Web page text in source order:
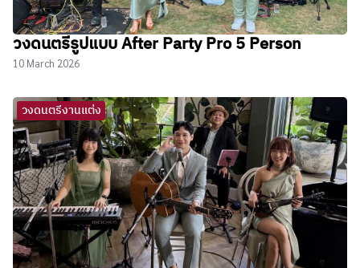
วงดนตรีรูปแบบ After Party Pro 5 Person
10 March 2026
วงดนตรีงานแต่ง